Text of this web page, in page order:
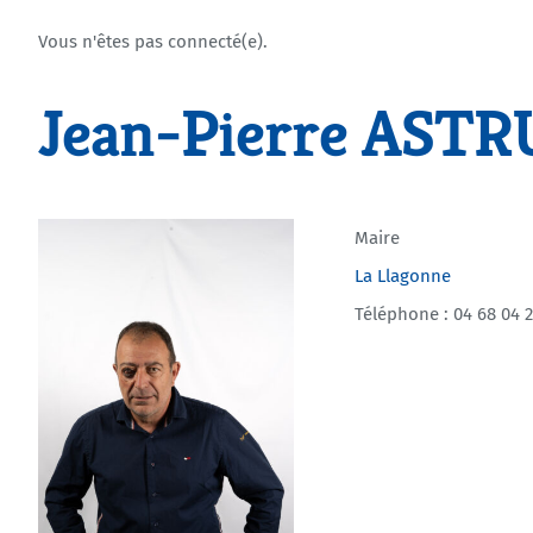
Vous n'êtes pas connecté(e).
Jean-Pierre
Maire
La Llagonne
Téléphone : 04 68 04